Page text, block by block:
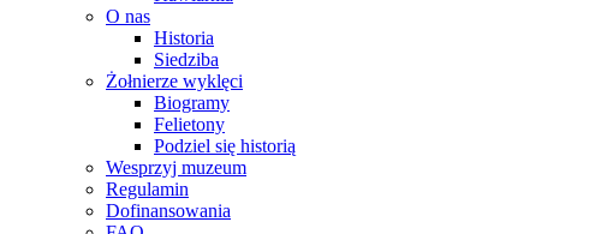
O nas
Historia
Siedziba
Żołnierze wyklęci
Biogramy
Felietony
Podziel się historią
Wesprzyj muzeum
Regulamin
Dofinansowania